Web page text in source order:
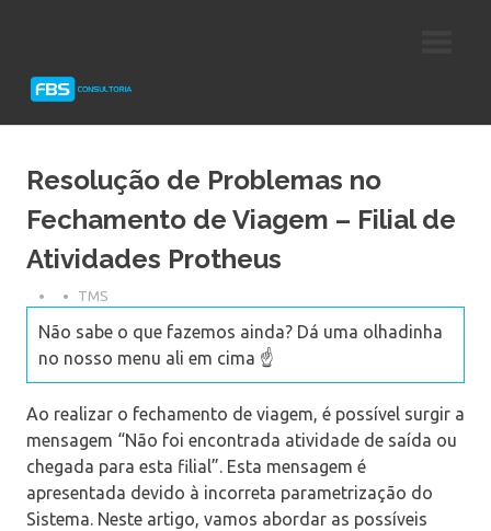
Protheus
Resolução de Problemas no
Fechamento de Viagem – Filial de
Atividades Protheus
TMS
Não sabe o que fazemos ainda? Dá uma olhadinha
no nosso menu ali em cima ☝️
Ao realizar o fechamento de viagem, é possível surgir a
mensagem “Não foi encontrada atividade de saída ou
chegada para esta filial”. Esta mensagem é
apresentada devido à incorreta parametrização do
Sistema. Neste artigo, vamos abordar as possíveis